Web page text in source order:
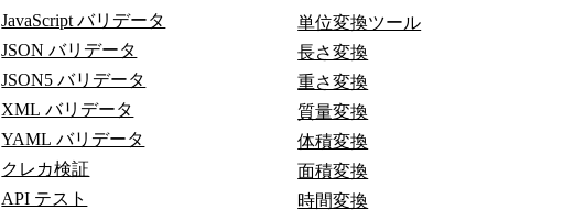
JavaScript バリデータ
JSON バリデータ
JSON5 バリデータ
XML バリデータ
YAML バリデータ
クレカ検証
API テスト
単位変換ツール
長さ変換
重さ変換
質量変換
体積変換
面積変換
時間変換